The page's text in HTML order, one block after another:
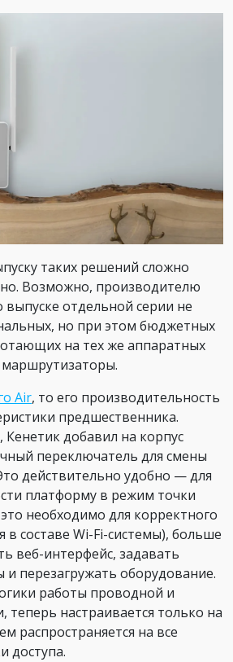
таких решений сложно
Возможно, производителю
выпуске отдельной серии не
но при этом бюджетных
на тех же аппаратных
Air, то его производительность
предшественника.
Кенетик добавил на корпус
переключатель для смены
действительно удобно — для
платформу в режим точки
необходимо для корректного
составе Wi-Fi-системы), больше
веб-интерфейс, задавать
перезагружать оборудование.
работы проводной и
теперь настраивается только на
распространяется на все
доступа.